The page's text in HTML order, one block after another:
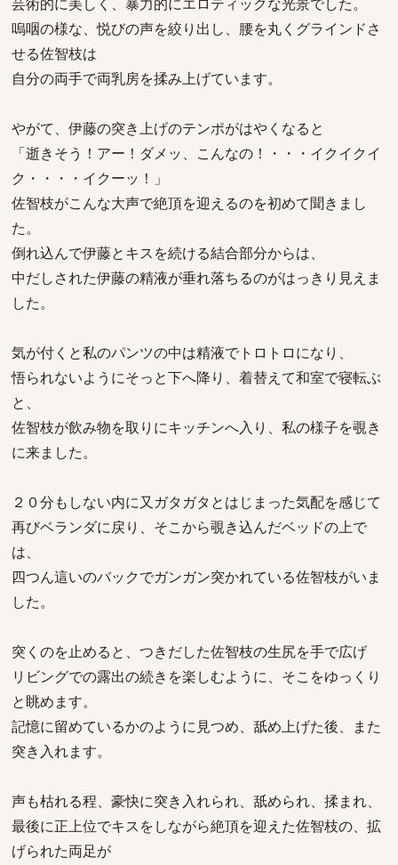
嗚咽の様な、悦びの声を絞り出し、腰を丸くグラインドさ
せる佐智枝は
自分の両手で両乳房を揉み上げています。
やがて、伊藤の突き上げのテンポがはやくなると
「逝きそう！アー！ダメッ、こんなの！・・・イクイクイ
ク・・・・イクーッ！」
佐智枝がこんな大声で絶頂を迎えるのを初めて聞きまし
た。
倒れ込んで伊藤とキスを続ける結合部分からは、
中だしされた伊藤の精液が垂れ落ちるのがはっきり見えま
した。
気が付くと私のパンツの中は精液でトロトロになり、
悟られないようにそっと下へ降り、着替えて和室で寝転ぶ
と、
佐智枝が飲み物を取りにキッチンへ入り、私の様子を覗き
に来ました。
２０分もしない内に又ガタガタとはじまった気配を感じて
再びベランダに戻り、そこから覗き込んだベッドの上で
は、
四つん這いのバックでガンガン突かれている佐智枝がいま
した。
突くのを止めると、つきだした佐智枝の生尻を手で広げ
リビングでの露出の続きを楽しむように、そこをゆっくり
と眺めます。
記憶に留めているかのように見つめ、舐め上げた後、また
突き入れます。
声も枯れる程、豪快に突き入れられ、舐められ、揉まれ、
最後に正上位でキスをしながら絶頂を迎えた佐智枝の、拡
げられた両足が